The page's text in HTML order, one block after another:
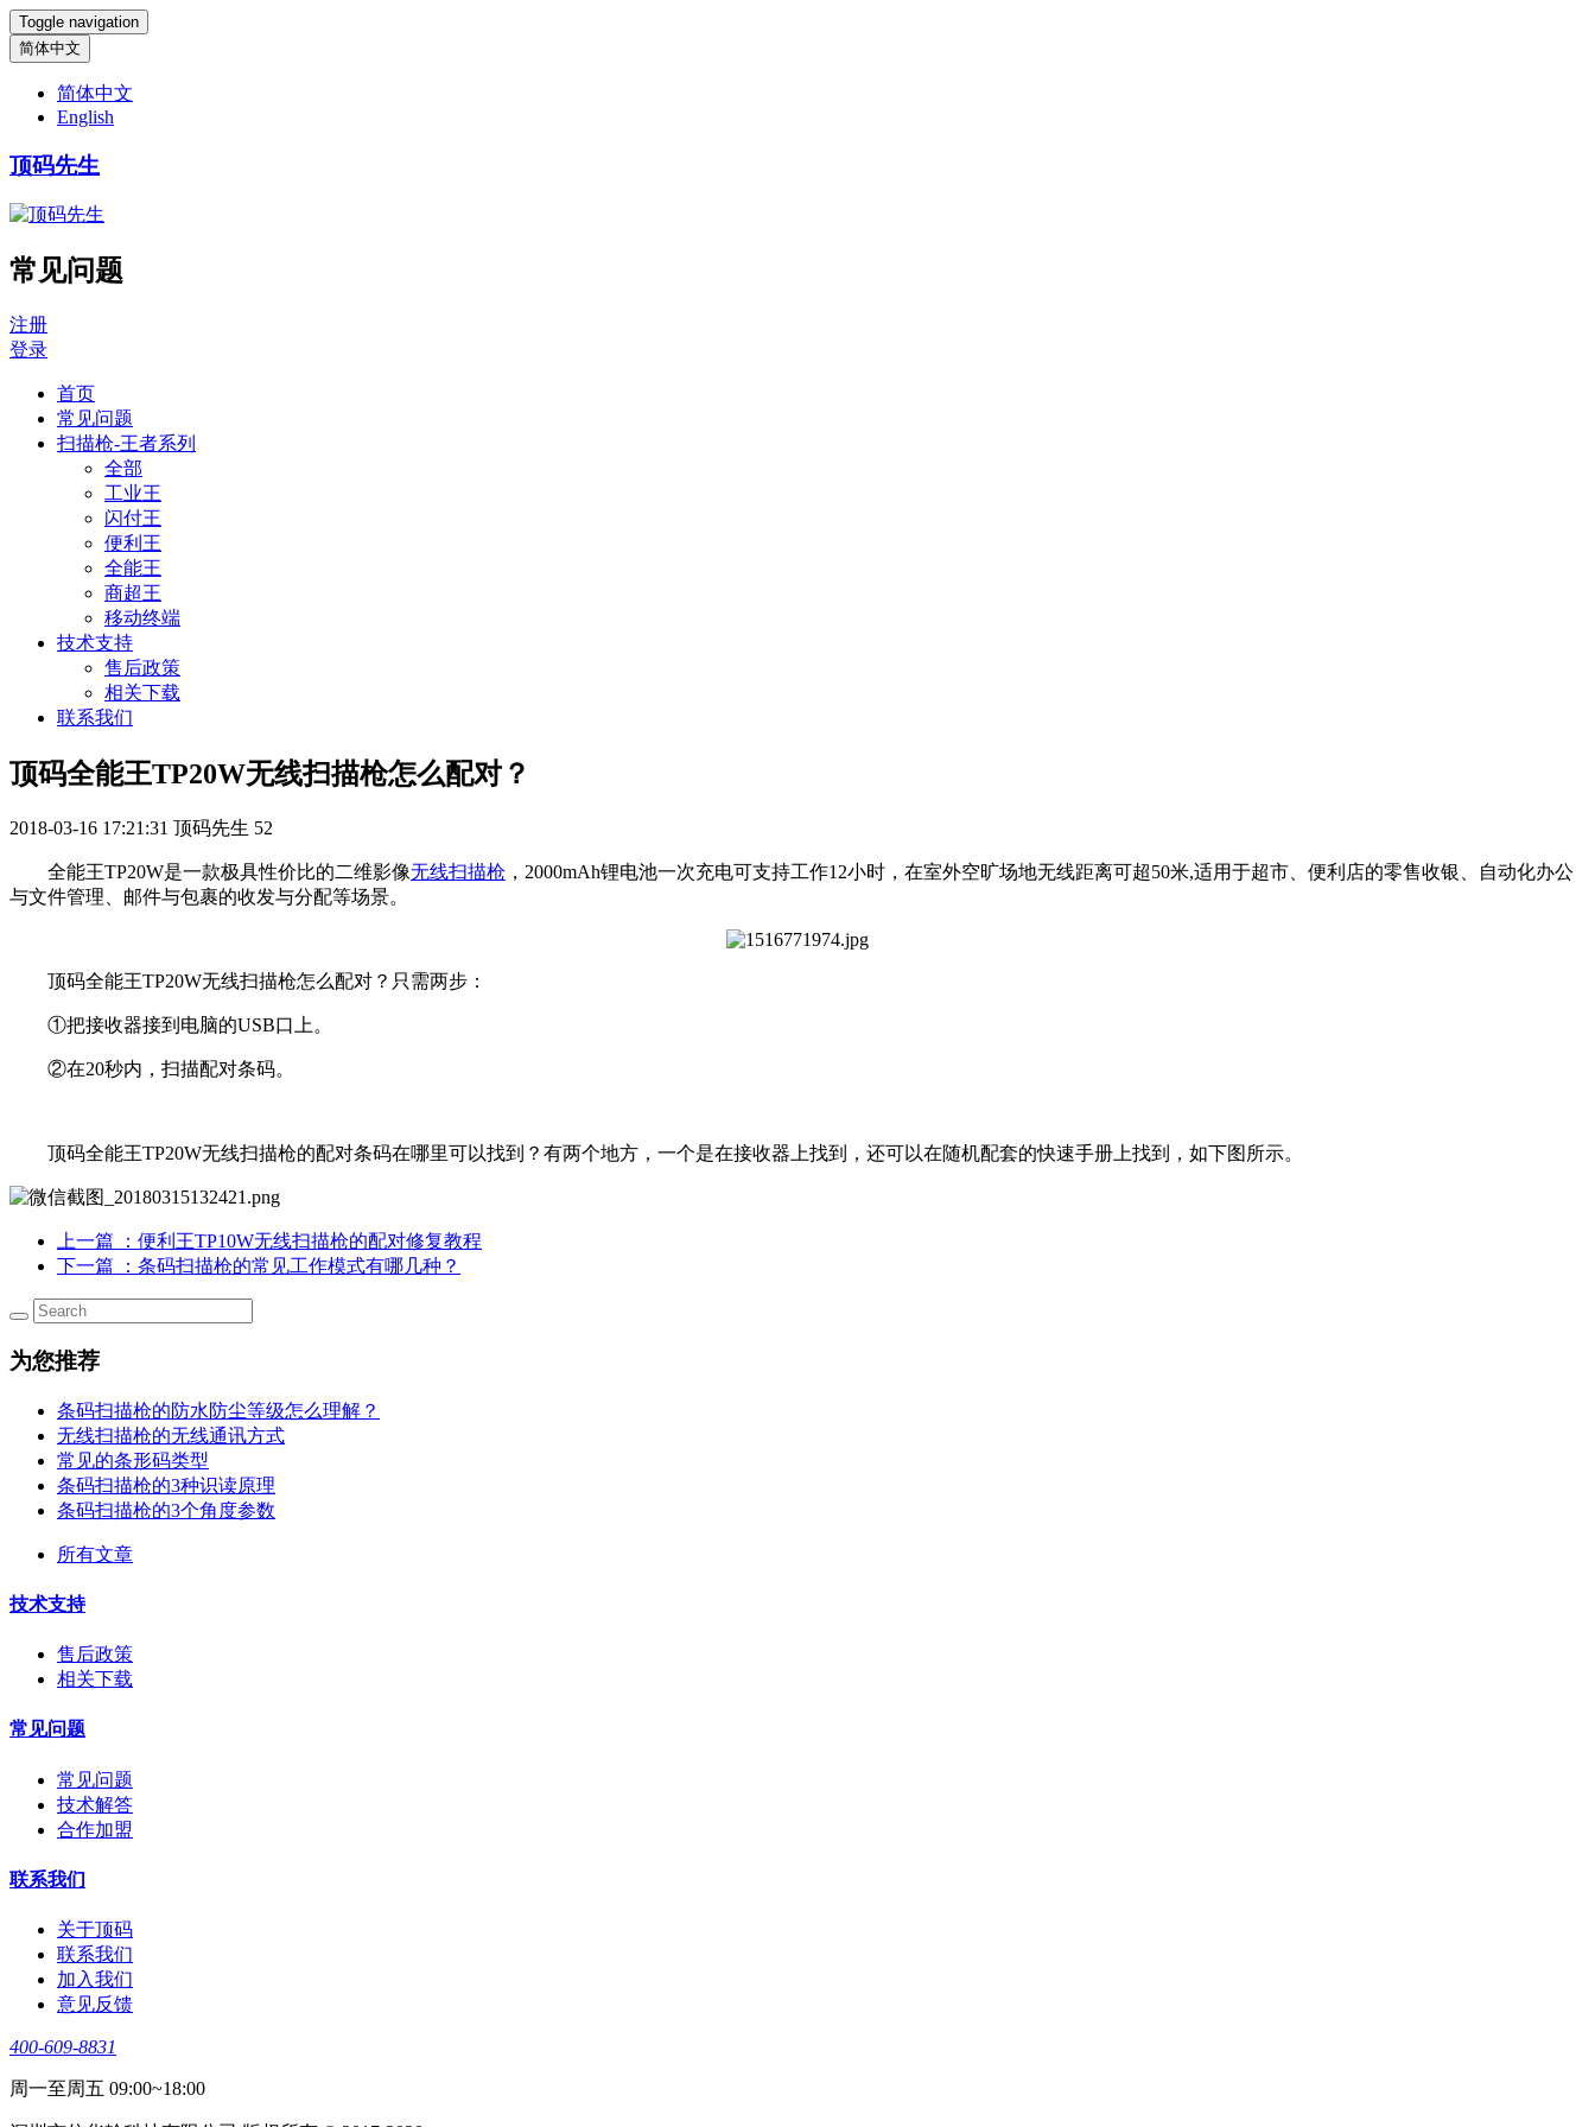
Toggle navigation
简体中文
简体中文
English
顶码先生
常见问题
注册
登录
首页
常见问题
扫描枪-王者系列
全部
工业王
闪付王
便利王
全能王
商超王
移动终端
技术支持
售后政策
相关下载
联系我们
顶码全能王TP20W无线扫描枪怎么配对？
2018-03-16 17:21:31 顶码先生 52
全能王TP20W是一款极具性价比的二维影像无线扫描枪 ，2000mAh锂电池一次充电可支持工作12小时，在室外空旷场地无线距离可超50米,适用于超市、便利店的零售收银、自动化办公
与文件管理、邮件与包裹的收发与分配等场景。
顶码全能王TP20W无线扫描枪怎么配对？只需两步：
①把接收器接到电脑的USB口上。
②在20秒内，扫描配对条码。
顶码全能王TP20W无线扫描枪的配对条码在哪里可以找到？有两个地方，一个是在接收器上找到，还可以在随机配套的快速手册上找到，如下图所示。
上一篇
：便利王TP10W无线扫描枪的配对修复教程
下一篇
：条码扫描枪的常见工作模式有哪几种？
为您推荐
条码扫描枪的防水防尘等级怎么理解？
无线扫描枪的无线通讯方式
常见的条形码类型
条码扫描枪的3种识读原理
条码扫描枪的3个角度参数
所有文章
技术支持
售后政策
相关下载
常见问题
常见问题
技术解答
合作加盟
联系我们
关于顶码
联系我们
加入我们
意见反馈
400-609-8831
周一至周五 09:00~18:00